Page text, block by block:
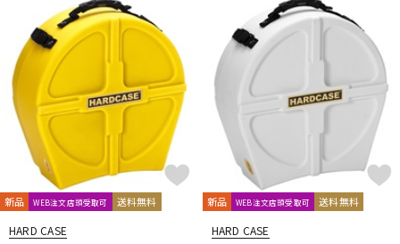
新品 WEB注文店頭受取可 送料無料
HARD CASE
新品 WEB注文店頭受取可 送料無料
HARD CASE